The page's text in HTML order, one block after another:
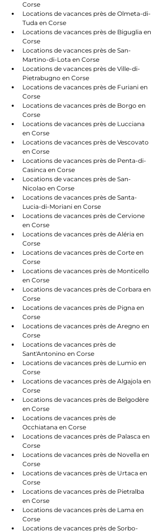
Corse
Locations de vacances près de Olmeta-di-
Tuda en Corse
Locations de vacances près de Biguglia en
Corse
Locations de vacances près de San-
Martino-di-Lota en Corse
Locations de vacances près de Ville-di-
Pietrabugno en Corse
Locations de vacances près de Furiani en
Corse
Locations de vacances près de Borgo en
Corse
Locations de vacances près de Lucciana
en Corse
Locations de vacances près de Vescovato
en Corse
Locations de vacances près de Penta-di-
Casinca en Corse
Locations de vacances près de San-
Nicolao en Corse
Locations de vacances près de Santa-
Lucia-di-Moriani en Corse
Locations de vacances près de Cervione
en Corse
Locations de vacances près de Aléria en
Corse
Locations de vacances près de Corte en
Corse
Locations de vacances près de Monticello
en Corse
Locations de vacances près de Corbara en
Corse
Locations de vacances près de Pigna en
Corse
Locations de vacances près de Aregno en
Corse
Locations de vacances près de
Sant'Antonino en Corse
Locations de vacances près de Lumio en
Corse
Locations de vacances près de Algajola en
Corse
Locations de vacances près de Belgodère
en Corse
Locations de vacances près de
Occhiatana en Corse
Locations de vacances près de Palasca en
Corse
Locations de vacances près de Novella en
Corse
Locations de vacances près de Urtaca en
Corse
Locations de vacances près de Pietralba
en Corse
Locations de vacances près de Lama en
Corse
Locations de vacances près de Sorbo-